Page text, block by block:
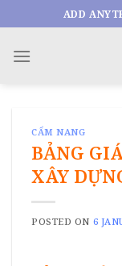
to
content
ADD
CẨM NANG
BẢNG
XÂY
POSTED ON 6